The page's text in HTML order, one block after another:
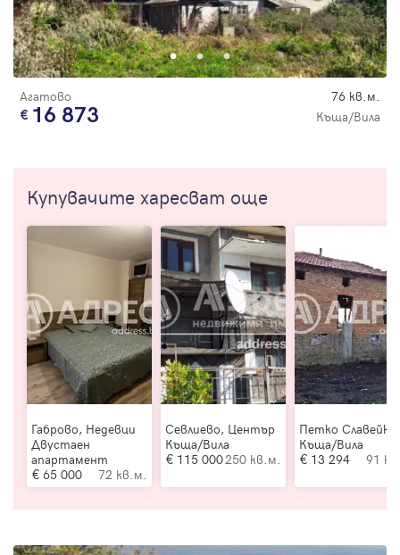
Агатово 76 кв.м.
16 873 Къща/Вила
Купувачите харесват още
Габрово, Недевци
Двустаен
апартамент
65 000
72 кв.м.
Севлиево, Център
Къща/Вила
115 000250 кв.м.
Петко
Къща/Вила
13 294
91